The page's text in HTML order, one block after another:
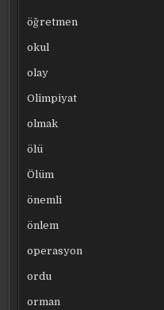
öğretmen
okul
olay
Olimpiyat
olmak
ölü
Ölüm
önemli
önlem
operasyon
ordu
orman